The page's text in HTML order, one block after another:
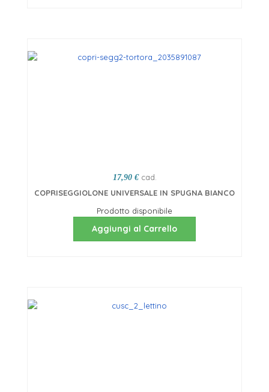
17,90 € cad.
COPRISEGGIOLONE UNIVERSALE IN SPUGNA BIANCO
Prodotto disponibile
Aggiungi al Carrello